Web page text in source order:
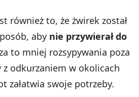
również to, że żwirek został
aby nie przywierał do
to mniej rozsypywania poza
odkurzaniem w okolicach
załatwia swoje potrzeby.